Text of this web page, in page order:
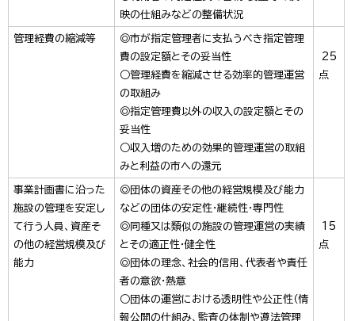
映の仕組みなどの整備状況
管理経費の縮減等
◎市が指定管理者に支払うべき指定管理
費の設定額とその妥当性
○管理経費を縮減させる効率的管理運営
の取組み
◎指定管理費以外の収入の設定額とその
妥当性
○収入増のための効果的管理運営の取組
みと利益の市への還元
25
点
事業計画書に沿った
施設の管理を安定し
て行う人員、資産そ
の他の経営規模及び
能力
◎団体の資産その他の経営規模及び能力
などの団体の安定性・継続性・専門性
◎同種又は類似の施設の管理運営の実績
とその適正性・健全性
◎団体の理念、社会的信用、代表者や責任
者の意欲・熱意
○団体の運営における透明性や公正性（情
報公開の仕組み、監査の体制や遵法管理
15
点